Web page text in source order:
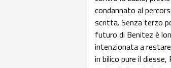
condannato al
scritta. Senza terzo
futuro di Benitez è
intenzionata a restare
in bilico pure il